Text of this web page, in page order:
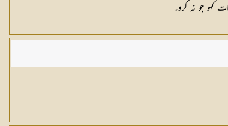
کہو جو نہ کرو۔